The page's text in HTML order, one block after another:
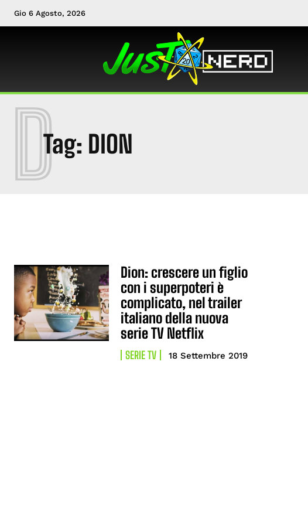
Gio 6 Agosto, 2026
Tag: DION
D
Dion: crescere un figlio
con i superpoteri è
complicato, nel trailer
italiano della nuova
serie TV Netflix
SERIE TV 18 Settembre 2019